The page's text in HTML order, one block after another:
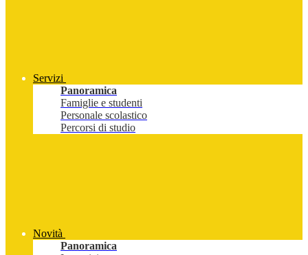
Servizi
Panoramica
Famiglie e studenti
Personale scolastico
Percorsi di studio
Novità
Panoramica